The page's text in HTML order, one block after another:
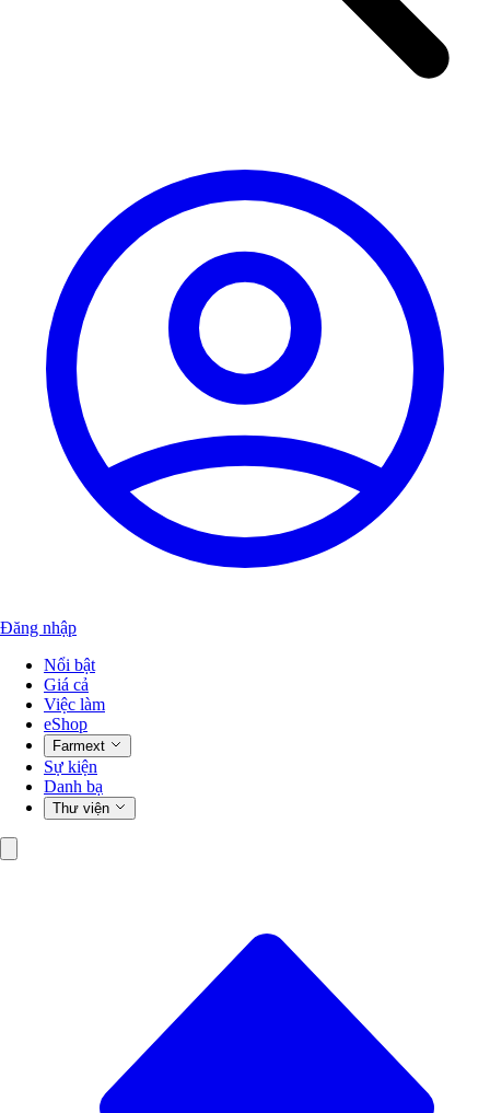
Đăng nhập
Nổi bật
Giá cả
Việc làm
eShop
Farmext
Sự kiện
Danh bạ
Thư viện